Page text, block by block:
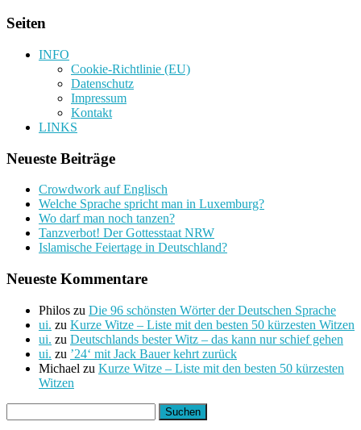
Seiten
INFO
Cookie-Richtlinie (EU)
Datenschutz
Impressum
Kontakt
LINKS
Neueste Beiträge
Crowdwork auf Englisch
Welche Sprache spricht man in Luxemburg?
Wo darf man noch tanzen?
Tanzverbot! Der Gottesstaat NRW
Islamische Feiertage in Deutschland?
Neueste Kommentare
Philos zu Die 96 schönsten Wörter der Deutschen Sprache
ui. zu Kurze Witze – Liste mit den besten 50 kürzesten Witzen
ui. zu Deutschlands bester Witz – das kann nur schief gehen
ui. zu ’24‘ mit Jack Bauer kehrt zurück
Michael zu Kurze Witze – Liste mit den besten 50 kürzesten
Witzen
nach: